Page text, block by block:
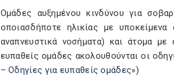
Ομάδες αυξημένου κινδύνου για
οποιασδήποτε ηλικίας με
αναπνευστικά νοσήματα) και άτομα
ευπαθείς ομάδες ακολουθούνται οι
– Οδηγίες για ευπαθείς ομάδες»)